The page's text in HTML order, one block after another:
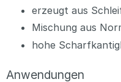
erzeugt aus
Mischung aus
hohe
Anwendungen